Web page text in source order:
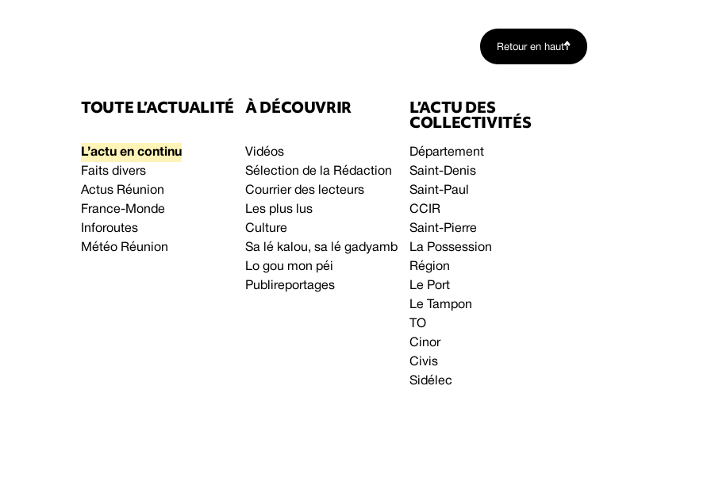
Retour en haut
TOUTE L’ACTUALITÉ
L’actu en continu
Faits divers
Actus Réunion
France-Monde
Inforoutes
Météo Réunion
À DÉCOUVRIR
Vidéos
Sélection de la Rédaction
Courrier des lecteurs
Les plus lus
Culture
Sa lé kalou, sa lé gadyamb
Lo gou mon péi
Publireportages
L’ACTU DES
COLLECTIVITÉS
Département
Saint-Denis
Saint-Paul
CCIR
Saint-Pierre
La Possession
Région
Le Port
Le Tampon
TO
Cinor
Civis
Sidélec